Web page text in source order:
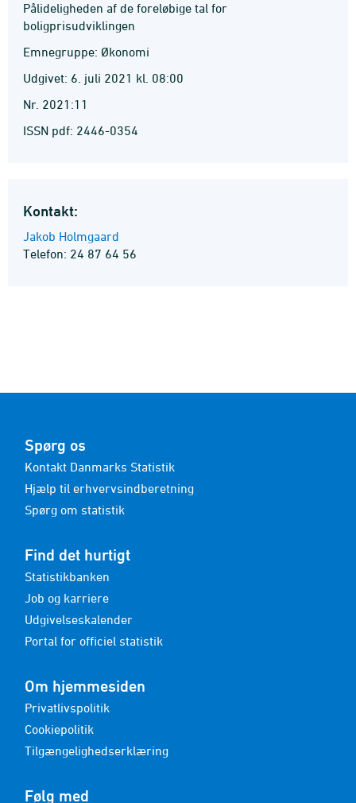
Pålideligheden af de foreløbige tal for
boligprisudviklingen
Emnegruppe: Økonomi
Udgivet: 6. juli 2021 kl. 08:00
Nr. 2021:11
ISSN pdf: 2446-0354
Kontakt:
Jakob Holmgaard
Telefon: 24 87 64 56
Spørg os
Kontakt Danmarks Statistik
Hjælp til erhvervsindberetning
Spørg om statistik
Find det hurtigt
Statistikbanken
Job og karriere
Udgivelseskalender
Portal for officiel statistik
Om hjemmesiden
Privatlivspolitik
Cookiepolitik
Tilgængelighedserklæring
Følg med